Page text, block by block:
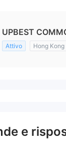
UPBEST
Attivo Hong Kong
e